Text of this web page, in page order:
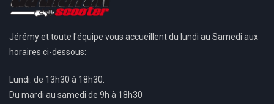
Jérémy et toute l'équipe vous accueillent du lundi au Samedi aux
horaires ci-dessous:
Lundi: de 13h30 à 18h30.
Du mardi au samedi de 9h à 18h30